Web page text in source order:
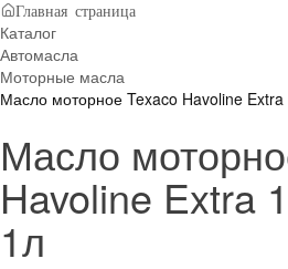
Главная страница
Каталог
Автомасла
Моторные масла
Масло моторное Texaco Havoline
Масло
Havoline Extra
1л